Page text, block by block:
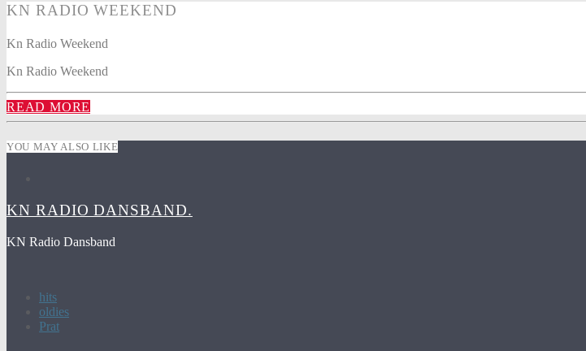
KN RADIO WEEKEND
Kn Radio Weekend
Kn Radio Weekend
READ MORE
YOU MAY ALSO LIKE
KN RADIO DANSBAND.
KN Radio Dansband
hits
oldies
Prat